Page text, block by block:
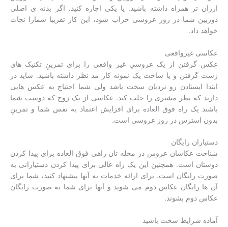
ارزان تر همراه داشته باشید. یا یکی اجاره کنید. اگر بدنه ی اصلی
دوربین شما در روز عروسی خراب شود، این کار تقریبا شمارا نجات
خواهد داد.
عکاسی غیرواقعی
عکس گرفتن از یک عروسیِ غیر واقعی را برای تمرینِ تکنیک های
ژست گرفتن و یا ساخت یک نمونه کار مد نظر داشته باشید. شاید در
ابتدا ایستادن رو نردبان سخت باشد ولی شما احتیاج به عکس هایی
دارید که نظر مشتری را جلب کند. عکاسی از یک زوج که دوست شما
باشند یک راه فوق العاده برای افزایش اعتماد به نفس شما و تمرینِ
بدون استرس در روز عروسی است.
دستیاران رایگان
شناخت عکاسان عروس در محله تان راهی فوق العاده برای پیدا کردن
دوستان است. همچنین این یک راه عالی برای پیدا کردن دستیارانی به
صورت رایگان است. برای ارائه خدمات به آنها پیشنهاد کنید، شما برای
آن ها رایگان عکاس دوم می شوید و آنها برای شما به صورت رایگان
عکاس دوم بشوند.
آماده شرایط سخت باشید